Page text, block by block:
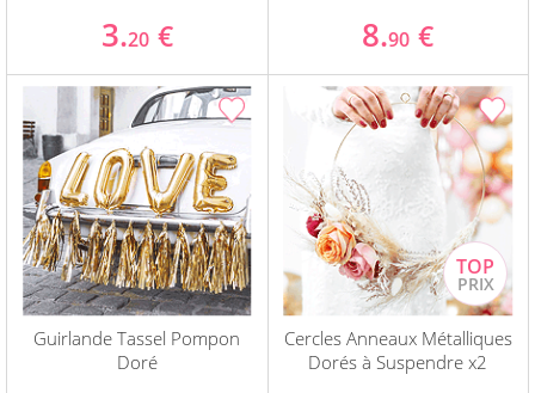
3.20 € 8.90 €
Guirlande Tassel Pompon
Doré
Cercles Anneaux Métalliques
Dorés à Suspendre x2